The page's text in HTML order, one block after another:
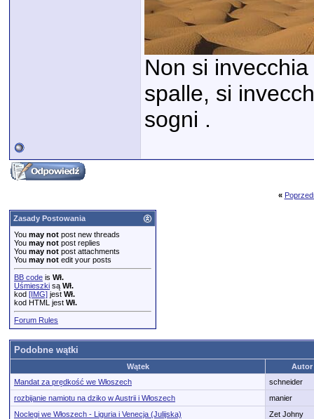
Non si
spalle, si
sogni .
«
Zasady Postowania
You may not post new threads
You may not post replies
You may not post attachments
You may not edit your posts
BB code is Wł.
Uśmieszki są Wł.
kod [IMG] jest Wł.
kod HTML jest Wł.
Forum Rules
Podobne wątki
Wątek
Autor
Mandat za prędkość we Włoszech
schneider
rozbijanie namiotu na dziko w Austrii i Włoszech
manier
Noclegi we Włoszech - Liguria i Venecja (Julijska)
Zet Johny